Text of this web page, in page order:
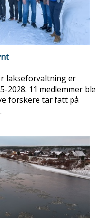
lakseforvaltning er
2028. 11 medlemmer ble
forskere tar fatt på